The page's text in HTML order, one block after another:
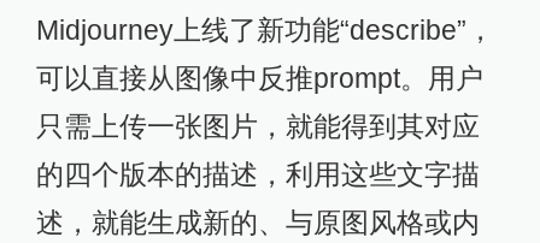
Midjourney上线了新功能“describe”，
可以直接从图像中反推prompt。用户
只需上传一张图片，就能得到其对应
的四个版本的描述，利用这些文字描
述，就能生成新的、与原图风格或内